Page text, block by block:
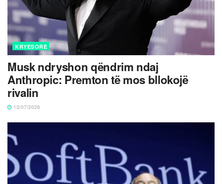
KRYESORE
Musk ndryshon qëndrim ndaj
Anthropic: Premton të mos bllokojë
rivalin
13/07/2026